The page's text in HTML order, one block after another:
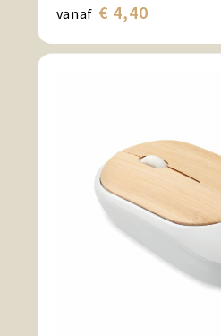
vanaf € 4,40